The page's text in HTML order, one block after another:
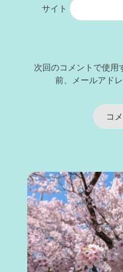
サイト
次回のコメントで使用
前、メールアド